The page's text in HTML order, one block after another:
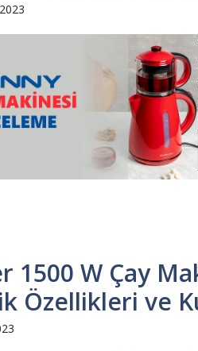
1500 W Çay
Özellikleri ve